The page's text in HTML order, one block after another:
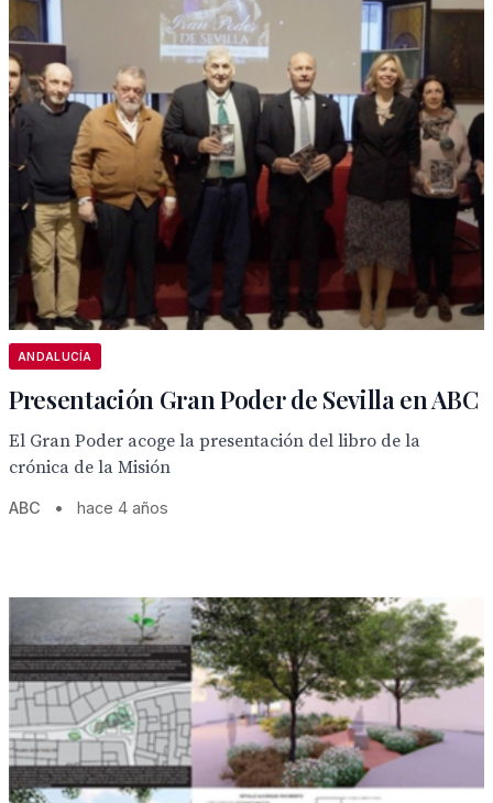
ANDALUCÍA
Presentación Gran Poder de Sevilla en ABC
El Gran Poder acoge la presentación del libro de la
crónica de la Misión
ABC • hace 4 años